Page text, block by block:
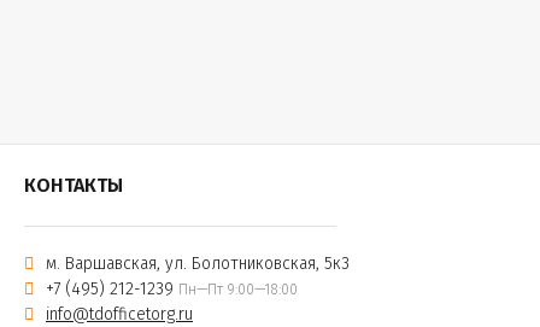
КОНТАКТЫ
м. Варшавская, ул. Болотниковская, 5к3
+7 (495) 212-1239 Пн—Пт 9:00—18:00
info@tdofficetorg.ru